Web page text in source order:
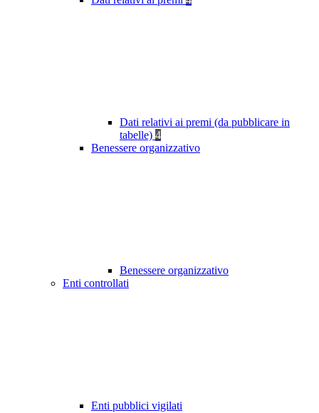
Dati relativi ai premi (da pubblicare in
tabelle) 4
Benessere organizzativo
Benessere organizzativo
Enti controllati
Enti pubblici vigilati